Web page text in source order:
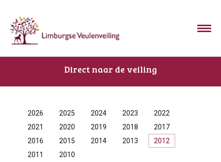
Direct naar de veiling
2026 2025 2024 2023
2022
2021
2020 2019 2018
2017
2016
2015 2014 2013
2012
2011
2010